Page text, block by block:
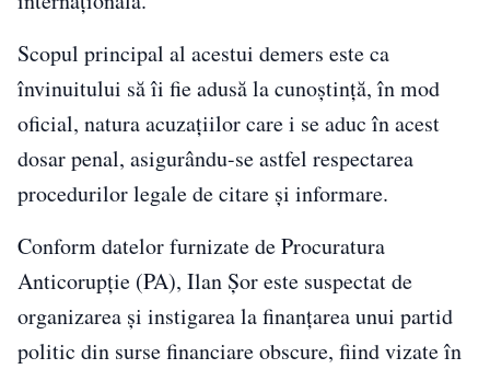
Scopul principal al acestui demers este ca
învinuitului să îi fie adusă la cunoștință, în mod
oficial, natura acuzațiilor care i se aduc în acest
dosar penal, asigurându-se astfel respectarea
procedurilor legale de citare și informare.
Conform datelor furnizate de Procuratura
Anticorupție (PA), Ilan Șor este suspectat de
organizarea și instigarea la finanțarea unui partid
politic din surse financiare obscure, fiind vizate în